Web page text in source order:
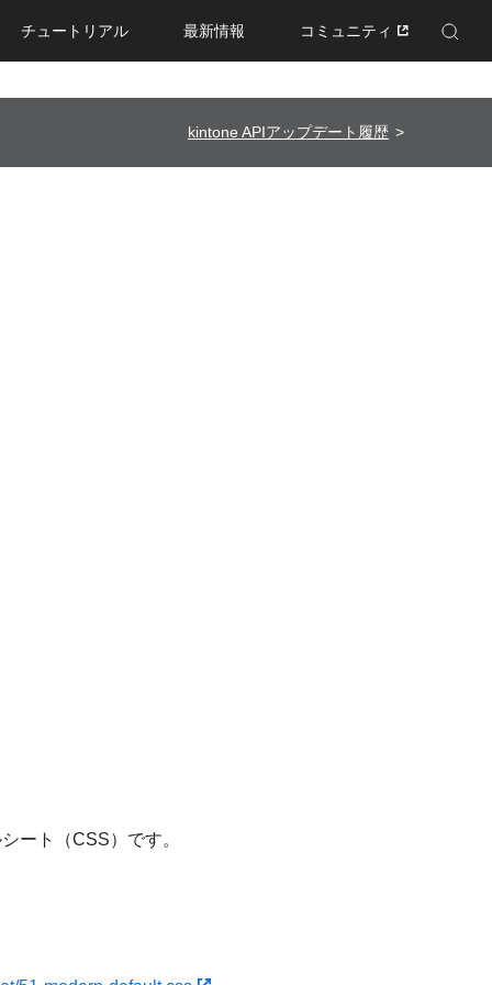
チュートリアル 最新情報 コミュニティ
Enhanced by Google
kintone APIアップデート履歴
ート（CSS）です。